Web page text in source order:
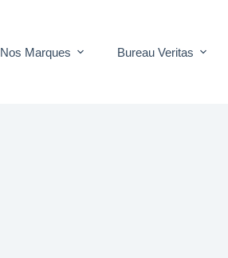
Nos Marques Bureau Veritas